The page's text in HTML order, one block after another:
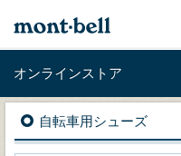
オンラインストア
自転車用シューズ